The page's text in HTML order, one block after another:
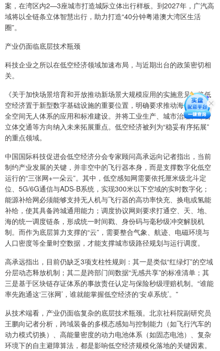
案，在湾区内2—3座城市打造城际立体出行样板。到2027年，广汽高
域将以全链条立体智慧出行，助力打造“40分钟粤港澳大湾区生活
圈”。
产业仍面临底层技术瓶颈
科技企业之所以在低空经济领域加速布局，与近期出台的政策密切相
关。
《关于加快场景培育和开放推动新场景大规模应用的实施意见》将低
空经济置于新型数字基础设施的重要位置，明确要求推动海、陆、空
全空间无人体系的应用和标准建设。并将工业生产、城市治理、综合
立体交通等方向纳入未来拓展重点。低空经济被列为“稳妥有序拓展”
的重点领域。
中国国际科技促进会低空经济分会专家顾问高承远向记者指出，当前
制约产业发展的关键，并非空中的飞行器本身，而是支撑数字化低空
运行的“三张网+一朵云”。其中，低空感知网需要依托厘米级北斗定
位、5G/6G通信与ADS-B系统，实现300米以下空域的实时数字化；
能源补给网必须能够支持无人机与飞行器的高功率快充、换电或氢能
补给，使其具备跨城通用能力；调度协议网则要求打通空、天、地、
海的统一调度链条，形成统一时间戳、身份码与毫秒级冲突解脱机
制。而作为底层算力支撑的“云”，需要整合气象、航迹、电磁环境与
人口密度等全量时空数据，才能支撑城市级路径规划与运行调度。
高承远指出，目前仍缺乏3项支柱性规则：其一是类似“红绿灯”的空域
分层动态释放机制；其二是跨部门间数据“无感共享”的标准清单；其
三是基于区块链存证体系的事故责任认定与保险秒级理赔机制。“谁能
率先跑通这‘三张网’，谁就能掌握低空经济的‘安卓系统’。”
从技术端看，产业仍面临复杂的底层技术瓶颈。北京社科院副研究员
王鹏向记者分析，跨域装备的多模态感知与控制能力（如飞行汽车的
动力模式切换）、高能量密度的动力电池体系（如固态电池）、复杂
环境下的自主避障算法，都是影响低空经济规模化落地的关键因素。